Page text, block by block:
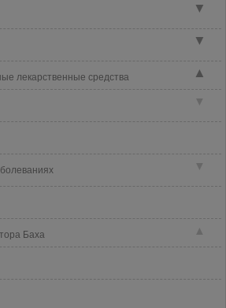
▼
▼
▲
лекарственные средства
▼
▼
▲
Баха